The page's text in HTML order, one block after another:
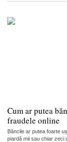
Cum ar putea
fraudele online
Băncile ar putea foarte
piardă mii sau chiar zeci